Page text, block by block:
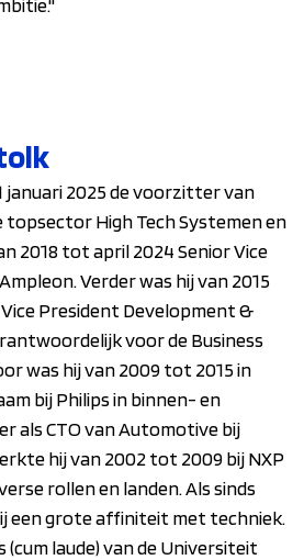
januari 2025 de voorzitter van
topsector High Tech Systemen en
2018 tot april 2024 Senior Vice
Verder was hij van 2015
President Development &
voor de Business
was hij van 2009 tot 2015 in
bij Philips in binnen- en
als CTO van Automotive bij
hij van 2002 tot 2009 bij NXP
rollen en landen. Als sinds
een grote affiniteit met techniek.
laude) van de Universiteit